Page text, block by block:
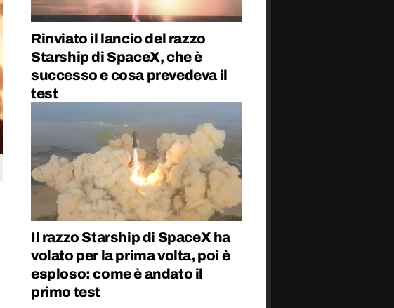
Rinviato il lancio del razzo
Starship di SpaceX, che è
successo e cosa prevedeva il
test
Il razzo Starship di SpaceX ha
volato per la prima volta, poi è
esploso: come è andato il
primo test